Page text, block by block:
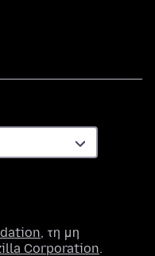
, τη μη
Corporation.